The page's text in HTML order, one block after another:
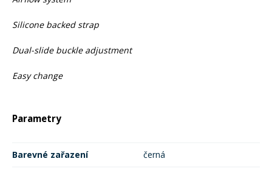
Silicone backed strap
Dual-slide buckle adjustment
Easy change
Parametry
Barevné zařazení černá